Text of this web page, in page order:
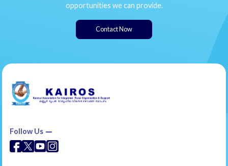
opportunities we can provide.
Contact Now
Follow Us